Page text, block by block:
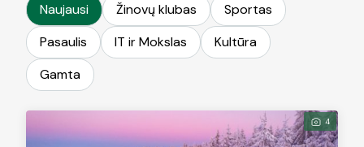
Naujausi Žinovų klubas
Sportas
Pasaulis
IT ir Mokslas
Kultūra
Gamta
4